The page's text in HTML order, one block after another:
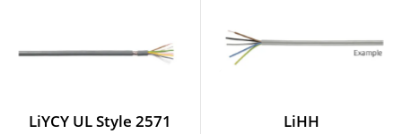
LiYCY UL Style 2571 LiHH